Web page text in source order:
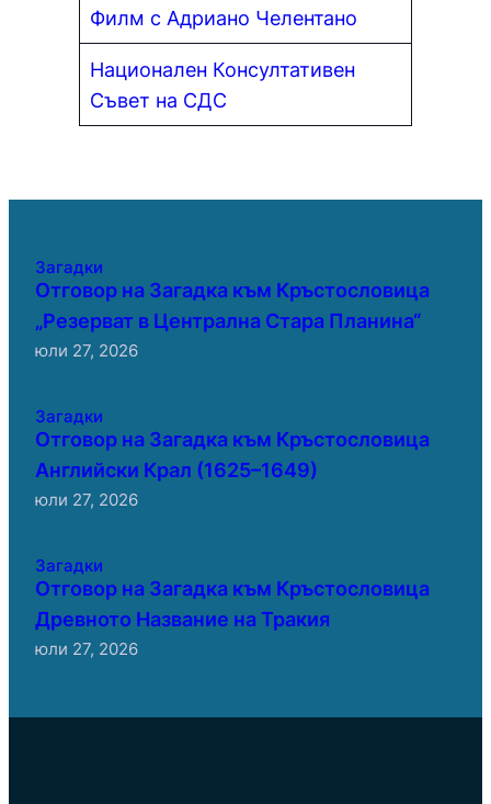
Филм с Адриано Челентано
Национален Консултативен
Съвет на СДС
Загадки
Отговор на Загадка към Кръстословица
„Резерват в Централна Стара Планина“
юли 27, 2026
Загадки
Отговор на Загадка към Кръстословица
Английски Крал (1625–1649)
юли 27, 2026
Загадки
Отговор на Загадка към Кръстословица
Древното Название на Тракия
юли 27, 2026